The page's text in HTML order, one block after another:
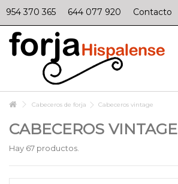
954 370 365 644 077 920 Contacto
Cabeceros de forja Cabeceros vintage
CABECEROS VINTAGE
Hay 67 productos.